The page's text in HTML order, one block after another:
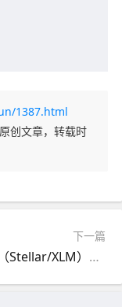
1387.html
创文章，转载时
下一篇
恒星币（Stellar/XLM）是什么？